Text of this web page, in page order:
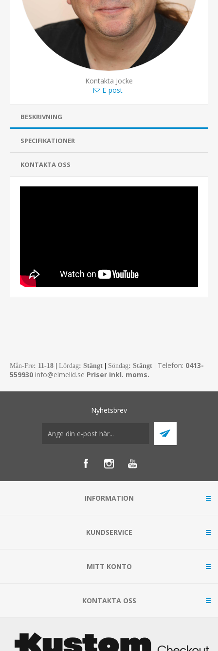
Kontakta Jocke
E-post
BESKRIVNING
SPECIFIKATIONER
KONTAKTA OSS
Mån-Fre: 11-18 Lördag: Stängt Söndag: Stängt Telefon: 0413-
559930 info@elmelid.se Priser inkl. moms.
Nyhetsbrev
INFORMATION
KUNDSERVICE
MITT KONTO
KONTAKTA OSS